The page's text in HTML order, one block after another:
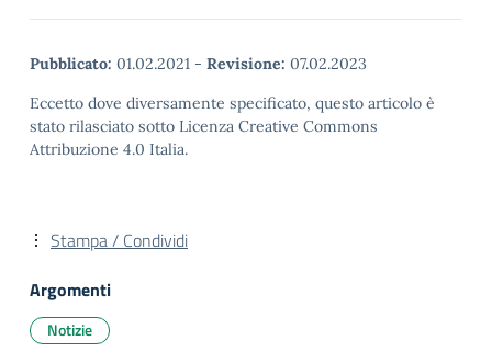
Pubblicato: 01.02.2021 - Revisione: 07.02.2023
Eccetto dove diversamente specificato, questo articolo è
stato rilasciato sotto Licenza Creative Commons
Attribuzione 4.0 Italia.
Stampa / Condividi
Argomenti
Notizie